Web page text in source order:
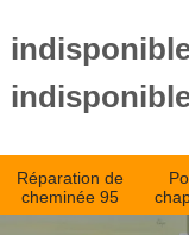
Réparation de
cheminée 95